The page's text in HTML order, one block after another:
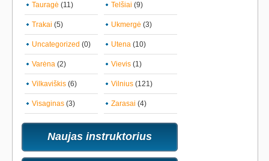
Tauragė (11) Telšiai (9)
Trakai (5) Ukmergė (3)
Uncategorized (0) Utena (10)
Varėna (2) Vievis (1)
Vilkaviškis (6) Vilnius (121)
Visaginas (3) Zarasai (4)
Naujas instruktorius